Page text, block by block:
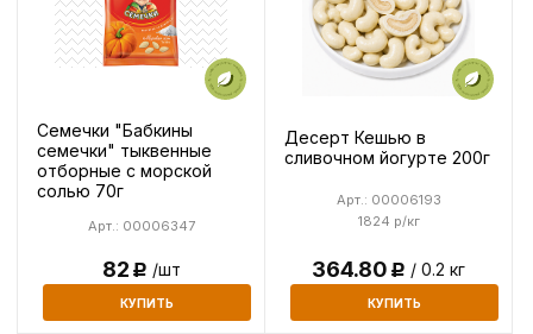
Семечки "Бабкины
семечки" тыквенные
отборные с морской
солью 70г
Арт.: 00006347
82Р /шт
КУПИТЬ
Десерт Кешью в
сливочном йогурте 200г
1824 р/кг
Арт.: 00006193
364.80Р / 0.2 кг
КУПИТЬ